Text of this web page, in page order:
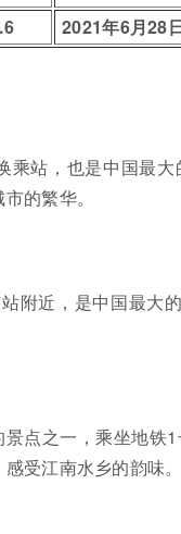
2021年6月28
乘站，也是中国最
的繁华。
附近，是中国最大
点之一，乘坐地铁1
受江南水乡的韵味。